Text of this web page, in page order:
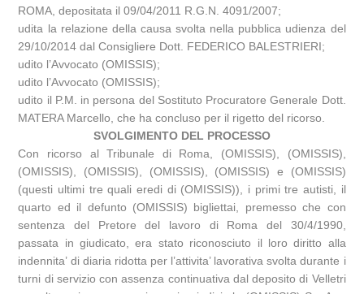
ROMA, depositata il 09/04/2011 R.G.N. 4091/2007;
udita la relazione della causa svolta nella pubblica udienza del
29/10/2014 dal Consigliere Dott. FEDERICO BALESTRIERI;
udito l’Avvocato (OMISSIS);
udito l’Avvocato (OMISSIS);
udito il P.M. in persona del Sostituto Procuratore Generale Dott.
MATERA Marcello, che ha concluso per il rigetto del ricorso.
SVOLGIMENTO DEL PROCESSO
Con ricorso al Tribunale di Roma, (OMISSIS), (OMISSIS),
(OMISSIS), (OMISSIS), (OMISSIS), (OMISSIS) e (OMISSIS)
(questi ultimi tre quali eredi di (OMISSIS)), i primi tre autisti, il
quarto ed il defunto (OMISSIS) bigliettai, premesso che con
sentenza del Pretore del lavoro di Roma del 30/4/1990,
passata in giudicato, era stato riconosciuto il loro diritto alla
indennita’ di diaria ridotta per l’attivita’ lavorativa svolta durante i
turni di servizio con assenza continuativa dal deposito di Velletri